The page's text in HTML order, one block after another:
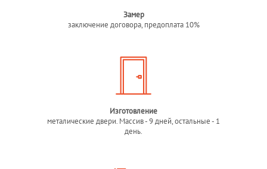
Замер
заключение договора, предоплата 10%
Изготовление
металические двери. Массив - 9 дней, остальные - 1
день.